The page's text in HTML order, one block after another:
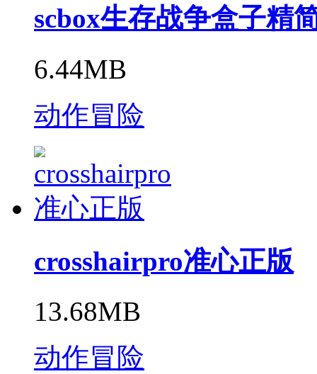
scbox生存战争盒子精
6.44MB
动作冒险
crosshairpro准心正版
13.68MB
动作冒险